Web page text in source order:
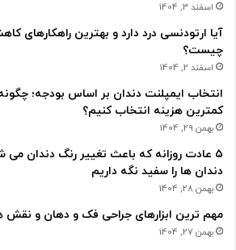
اسفند 3, 1404
آیا ارتودنسی درد دارد و بهترین راهکارهای
چیست؟
اسفند 2, 1404
انتخاب ایمپلنت دندان بر اساس بودجه؛ چگونه
کمترین هزینه انتخاب کنیم؟
بهمن 29, 1404
۵ عادت روزانه که باعث تغییر رنگ دندان
دندان ها را سفید نگه داریم
بهمن 28, 1404
مهم ترین ابزارهای جراحی فک و دهان و نقش
بهمن 27, 1404